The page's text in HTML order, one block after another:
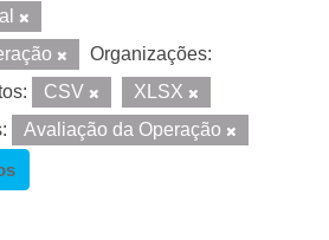
Organizações:
CSV
XLSX
Avaliação da Operação